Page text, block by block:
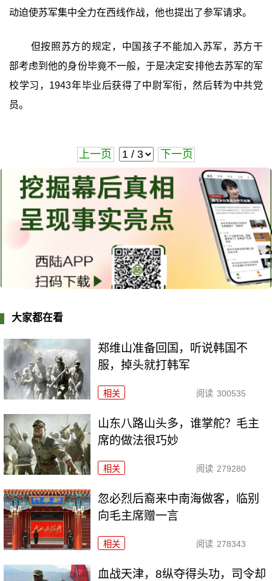
动迫使苏军集中全力在西线作战，他也提出了参军请求。
但按照苏方的规定，中国孩子不能加入苏军，苏方干
部考虑到他的身份毕竟不一般，于是决定安排他去苏军的军
校学习，1943年毕业后获得了中尉军衔，然后转为中共党
员。
上一页 下一页
大家都在看
郑维山准备回国，听说韩国不
服，掉头就打韩军
相关 阅读 300535
山东八路山头多，谁掌舵？毛主
席的做法很巧妙
相关 阅读 279280
忽必烈后裔来中南海做客，临别
向毛主席赠一言
相关 阅读 278343
血战天津，8纵夺得头功，司令却